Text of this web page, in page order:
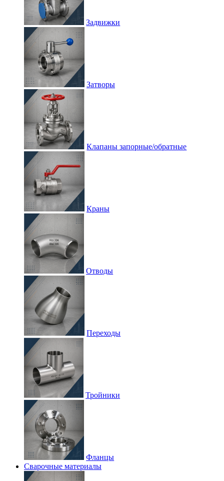
Задвижки
Затворы
Клапаны запорные/обратные
Краны
Отводы
Переходы
Тройники
Фланцы
Сварочные материалы